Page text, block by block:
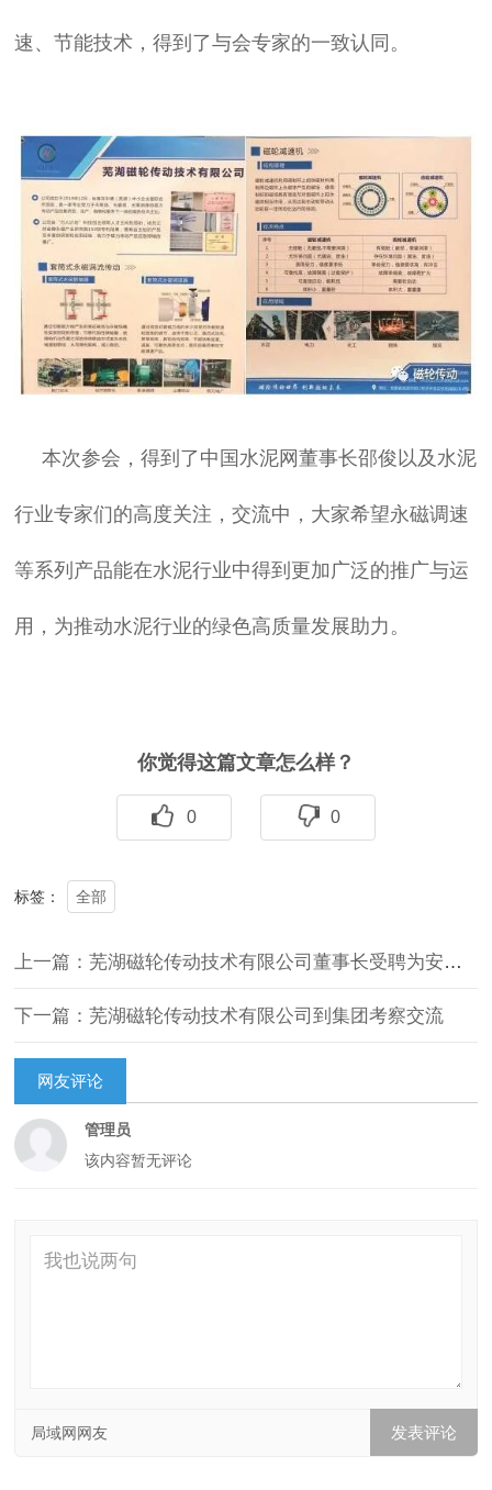
速、节能技术，得到了与会专家的一致认同。
本次参会，得到了中国水泥网董事长邵俊以及水泥
行业专家们的高度关注，交流中，大家希望永磁调速
等系列产品能在水泥行业中得到更加广泛的推广与运
用，为推动水泥行业的绿色高质量发展助力。
你觉得这篇文章怎么样？
0 0
标签： 全部
上一篇：芜湖磁轮传动技术有限公司董事长受聘为安徽工程大学特聘教授
下一篇：芜湖磁轮传动技术有限公司到集团考察交流
网友评论
管理员
该内容暂无评论
局域网网友